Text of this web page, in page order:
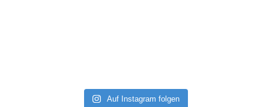
Auf Instagram folgen